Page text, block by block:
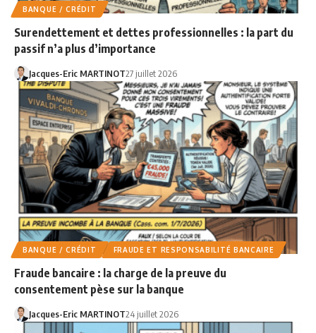
BANQUE / CRÉDIT
Surendettement et dettes professionnelles : la part du
passif n’a plus d’importance
Jacques-Eric MARTINOT27 juillet 2026
BANQUE / CRÉDIT FRAUDE ET RESPONSABILITÉ BANCAIRE
Fraude bancaire : la charge de la preuve du
consentement pèse sur la banque
Jacques-Eric MARTINOT24 juillet 2026